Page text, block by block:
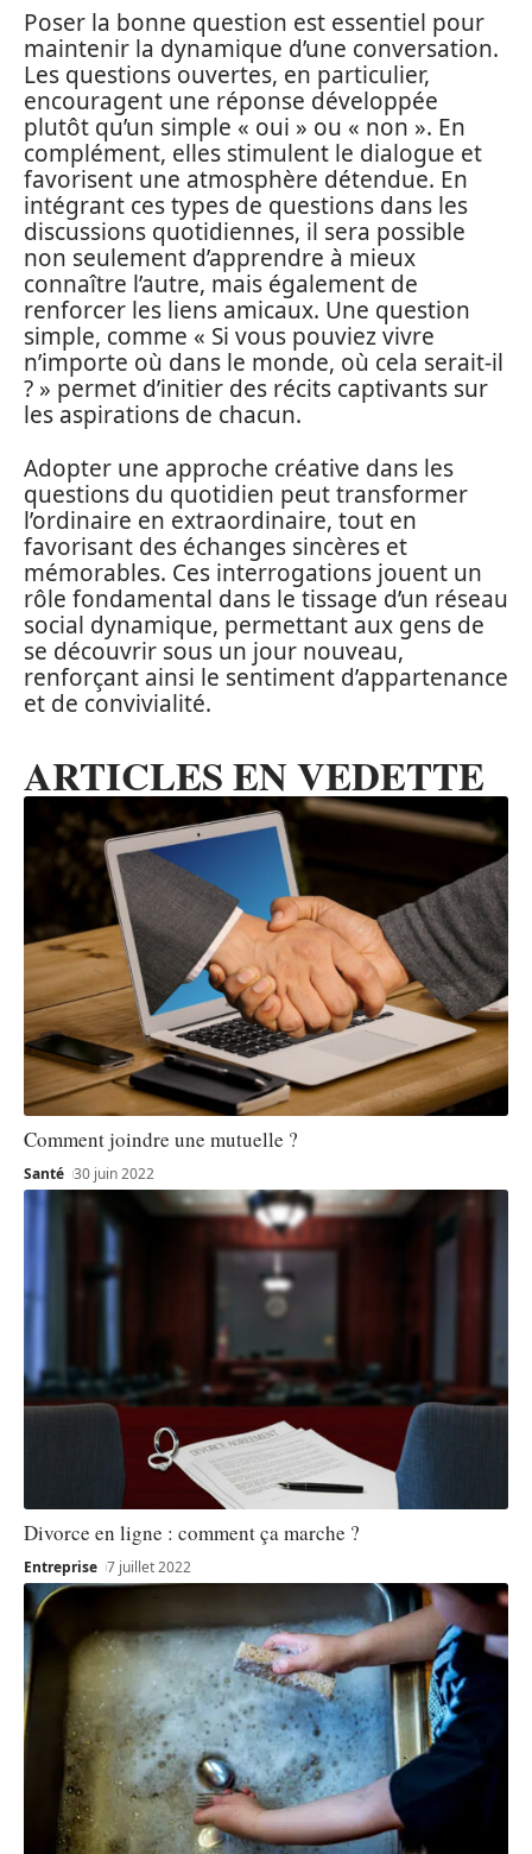
Poser la bonne question est essentiel pour
maintenir la dynamique d’une conversation.
Les questions ouvertes, en particulier,
encouragent une réponse développée
plutôt qu’un simple « oui » ou « non ». En
complément, elles stimulent le dialogue et
favorisent une atmosphère détendue. En
intégrant ces types de questions dans les
discussions quotidiennes, il sera possible
non seulement d’apprendre à mieux
connaître l’autre, mais également de
renforcer les liens amicaux. Une question
simple, comme « Si vous pouviez vivre
n’importe où dans le monde, où cela serait-il
? » permet d’initier des récits captivants sur
les aspirations de chacun.
Adopter une approche créative dans les
questions du quotidien peut transformer
l’ordinaire en extraordinaire, tout en
favorisant des échanges sincères et
mémorables. Ces interrogations jouent un
rôle fondamental dans le tissage d’un réseau
social dynamique, permettant aux gens de
se découvrir sous un jour nouveau,
renforçant ainsi le sentiment d’appartenance
et de convivialité.
ARTICLES EN VEDETTE
Comment joindre une mutuelle ?
Santé 30 juin 2022
Divorce en ligne : comment ça marche ?
Entreprise 7 juillet 2022